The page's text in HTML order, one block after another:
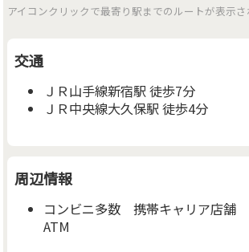
アイコンクリックで最寄り駅までのルートが表示さ
交通
ＪＲ山手線新宿駅 徒歩7分
ＪＲ中央線大久保駅 徒歩4分
周辺情報
コンビニ多数 携帯キャリア店舗
ATM